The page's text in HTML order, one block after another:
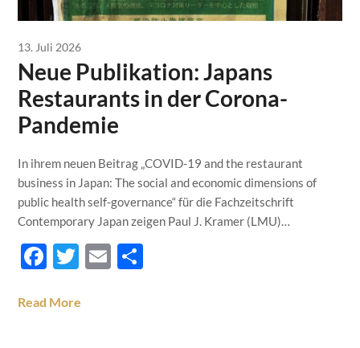
13. Juli 2026
Neue Publikation: Japans
Restaurants in der Corona-
Pandemie
In ihrem neuen Beitrag „COVID-19 and the restaurant
business in Japan: The social and economic dimensions of
public health self-governance“ für die Fachzeitschrift
Contemporary Japan zeigen Paul J. Kramer (LMU)…
Facebook
Twitter
Email
Read More